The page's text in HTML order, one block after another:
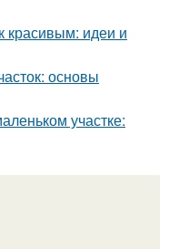
красивым: идеи и
основы
участке: